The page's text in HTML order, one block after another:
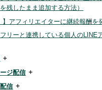
残したまま追加する方法）
】アフィリエイターに継続報酬を
リーと連携している個人のLINE
ジ配信
信